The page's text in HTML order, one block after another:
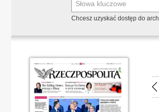
Chcesz uzyskać dostęp do